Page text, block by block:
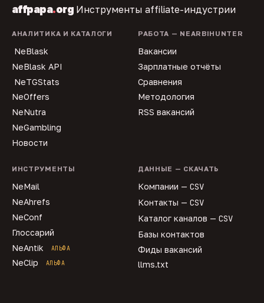
affpapa.org Инструменты affiliate-индустрии
АНАЛИТИКА И КАТАЛОГИ
NeBlask
NeBlask API
NeTGStats
NeOffers
NeNutra
NeGambling
Новости
РАБОТА — NEARBIHUNTER
Вакансии
Зарплатные отчёты
Сравнения
Методология
RSS вакансий
ИНСТРУМЕНТЫ
NeMail
NeAhrefs
NeConf
Глоссарий
NeAntik
АЛЬФА
NeClip АЛЬФА
ДАННЫЕ — СКАЧАТЬ
Компании — CSV
Контакты — CSV
Каталог каналов — CSV
Базы контактов
Фиды вакансий
llms.txt